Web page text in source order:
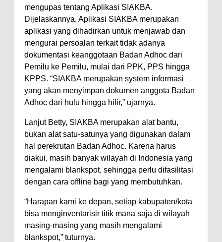
Wali Kota Tekankan Disiplin ASN
dan Penguatan Kolaborasi
Wali Kota Bima Hadiri Rakornas
Kelautan dan Perikanan
Pemkot Jawab Pandangan
Umum Fraksi DPRD terhadap
Raperda Pertanggungjawaban
Pimpin Upacara HUT
Bhayangkara Ke-80, Kapolres
Bima: Jadikan Tugas Sebagai
Ibadah, Kepercayaan Rakyat
Landasan Utama
Kado HUT Bhayangkara Ke-80,
Kapolres Bima Pimpin Kenaikan
Pangkat 42 Personel
mengupas tentang Aplikasi SIAKBA.
Dijelaskannya, Aplikasi SIAKBA merupakan
aplikasi yang dihadirkan untuk menjawab dan
mengurai persoalan terkait tidak adanya
dokumentasi keanggotaan Badan Adhoc dari
Pemilu ke Pemilu, mulai dari PPK, PPS hingga
KPPS. “SIAKBA merupakan system informasi
yang akan menyimpan dokumen anggota Badan
Adhoc dari hulu hingga hilir,” ujarnya.
Lanjut Betty, SIAKBA merupakan alat bantu,
bukan alat satu-satunya yang digunakan dalam
hal perekrutan Badan Adhoc. Karena harus
diakui, masih banyak wilayah di Indonesia yang
mengalami blankspot, sehingga perlu difasilitasi
dengan cara offline bagi yang membutuhkan.
“Harapan kami ke depan, setiap kabupaten/kota
bisa menginventarisir titik mana saja di wilayah
masing-masing yang masih mengalami
blankspot,” tuturnya.